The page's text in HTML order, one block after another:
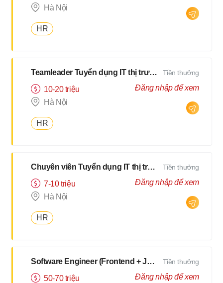
Hà Nội
HR
Teamleader Tuyển dụng IT thị trường Nhật
10-20 triệu
Hà Nội
HR
Tiền thưởng
Đăng nhập để xem
Chuyên viên Tuyển dụng IT thị trường Nhật
7-10 triệu
Hà Nội
HR
Tiền thưởng
Đăng nhập để xem
Software Engineer (Frontend + Javascript) [Salary up to $3000]
50-70 triệu
Tiền thưởng
Đăng nhập để xem